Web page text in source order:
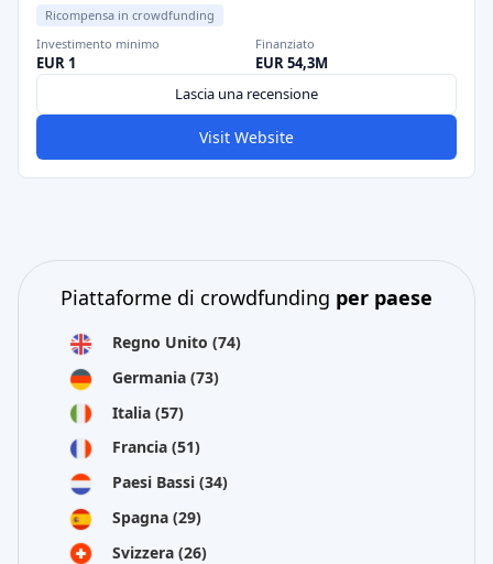
Ricompensa in crowdfunding
Investimento minimo
EUR 1
Finanziato
EUR 54,3M
Lascia una recensione
Visit Website
Piattaforme di crowdfunding per paese
Regno Unito (74)
Germania (73)
Italia (57)
Francia (51)
Paesi Bassi (34)
Spagna (29)
Svizzera (26)